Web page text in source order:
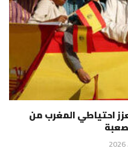
احتياطي المغرب من